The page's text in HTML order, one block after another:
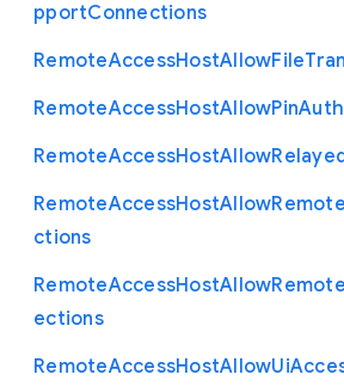
pportConnections
RemoteAccessHostAllowFile
RemoteAccessHostAllowPin
RemoteAccessHostAllow
RemoteAccessHostAllowRemote
ctions
RemoteAccessHostAllowRemote
ections
RemoteAccessHostAllowUi